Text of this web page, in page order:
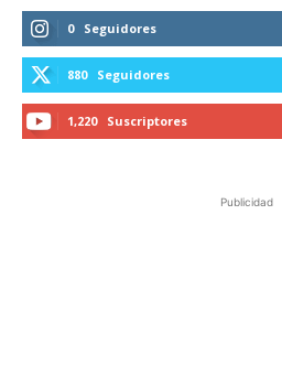
0 Seguidores
880 Seguidores
1,220 Suscriptores
Publicidad